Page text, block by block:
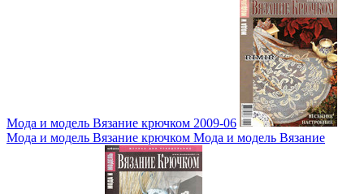
Мода и модель Вязание крючком 2009-06
Мода и модель Вязание крючком Мода и модель Вязание